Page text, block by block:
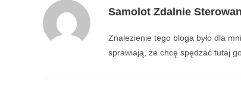
Samolot Zdalnie
Znalezienie tego bloga było dla
sprawiają, że chcę spędzać tutaj